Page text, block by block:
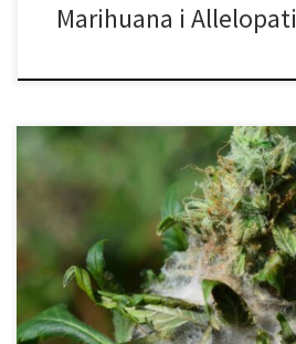
Marihuana i
Jeśli chcesz mieć płynny cykl wzrostu i
koniecznie zrób wszystko, co w Twojej
spleśniałej marihuany. Od sprawdzania
warunków uprawy po stosowanie
celach profilaktycznych. Pleśń może
kwitnienia, a nawet po zbiorach,
niebezpieczne […]